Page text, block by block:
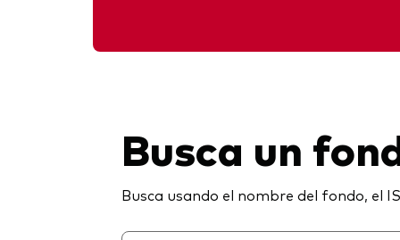
Busca un
Busca usando el nombre del fondo, el